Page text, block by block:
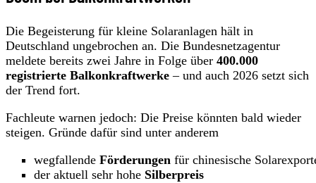
Die Begeisterung für kleine Solaranlagen hält in
Deutschland ungebrochen an. Die Bundesnetzagentur
meldete bereits zwei Jahre in Folge über 400.000
registrierte Balkonkraftwerke – und auch 2026 setzt sich
der Trend fort.
Fachleute warnen jedoch: Die Preise könnten bald wieder
steigen. Gründe dafür sind unter anderem
wegfallende Förderungen für chinesische
der aktuell sehr hohe Silberpreis